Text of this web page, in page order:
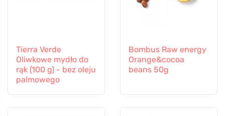
Tierra Verde
Oliwkowe mydło do
rąk (100 g) - bez oleju
palmowego
Bombus Raw energy
Orange&cocoa
beans 50g